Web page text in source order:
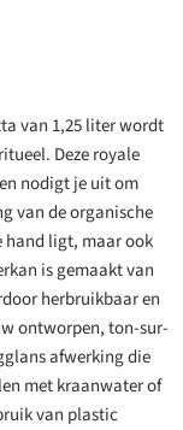
van 1,25 liter wordt
Deze royale
nodigt je uit om
van de organische
hand ligt, maar ook
is gemaakt van
herbruikbaar en
ontworpen, ton-sur-
afwerking die
met kraanwater of
van plastic